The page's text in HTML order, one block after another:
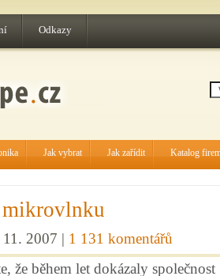
Odkazy
Jak vybrat Jak zařídit Katalog
11. 2007 | 1 131 komentářů
že během let dokázaly společnost